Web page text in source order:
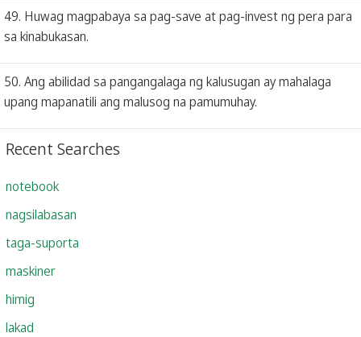
49. Huwag magpabaya sa pag-save at pag-invest ng pera para
sa kinabukasan.
50. Ang abilidad sa pangangalaga ng kalusugan ay mahalaga
upang mapanatili ang malusog na pamumuhay.
Recent Searches
notebook
nagsilabasan
taga-suporta
maskiner
himig
lakad